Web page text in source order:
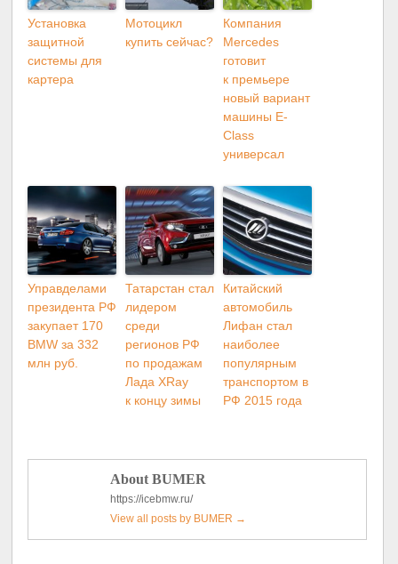
Установка
защитной
системы для
картера
Мотоцикл
купить сейчас?
Компания
Mercedes
готовит
к премьере
новый вариант
машины E-
Class
универсал
Управделами
президента РФ
закупает 170
BMW за 332
млн руб.
Татарстан стал
лидером
среди
регионов РФ
по продажам
Лада XRay
к концу зимы
Китайский
автомобиль
Лифан стал
наиболее
популярным
транспортом в
РФ 2015 года
About BUMER
https://icebmw.ru/
View all posts by BUMER →